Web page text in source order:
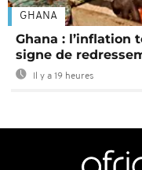
GHANA
Ghana : l’inflation
signe de
Il y a 19 heures